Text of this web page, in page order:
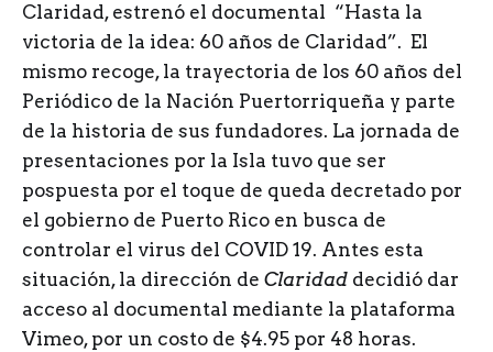
Claridad, estrenó el documental “Hasta la
victoria de la idea: 60 años de Claridad”. El
mismo recoge, la trayectoria de los 60 años del
Periódico de la Nación Puertorriqueña y parte
de la historia de sus fundadores. La jornada de
presentaciones por la Isla tuvo que ser
pospuesta por el toque de queda decretado por
el gobierno de Puerto Rico en busca de
controlar el virus del COVID 19. Antes esta
situación, la dirección de Claridad decidió dar
acceso al documental mediante la plataforma
Vimeo, por un costo de $4.95 por 48 horas.